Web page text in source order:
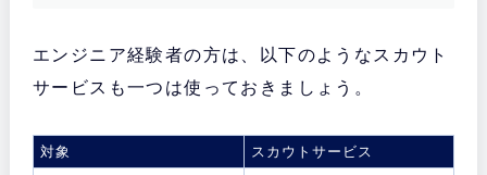
エンジニア経験者の方は、以下のようなスカウト
サービスも一つは使っておきましょう。
対象 スカウトサービス